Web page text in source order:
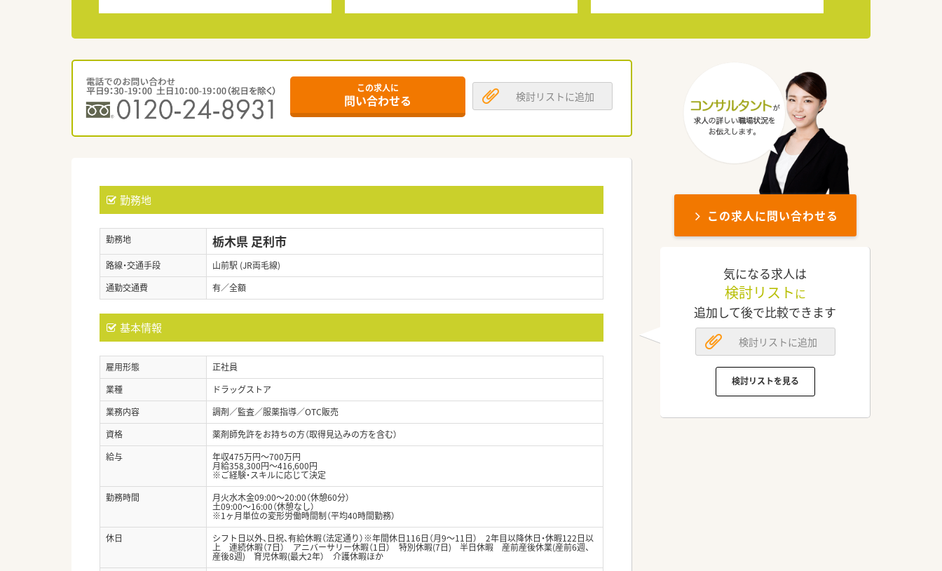
この求人に
問い合わせる 検討リストに追加
勤務地
勤務地 栃木県 足利市
路線・交通手段
山前駅 (JR両毛線)
通勤交通費
有／全額
基本情報
雇用形態
正社員
業種
ドラッグストア
業務内容
調剤／監査／服薬指導／OTC販売
資格
薬剤師免許をお持ちの方（取得見込みの方を含む）
給与
年収475万円～700万円
月給358,300円～416,600円
※ご経験・スキルに応じて決定
勤務時間
月火水木金09:00～20:00（休憩60分）
土09:00～16:00（休憩なし）
※1ヶ月単位の変形労働時間制（平均40時間勤務）
休日
シフト日以外、日祝、有給休暇（法定通り）※年間休日116日（月9～11日） 2年目以降休日・休暇122日以
上 連続休暇（7日） アニバーサリー休暇（1日） 特別休暇(7日) 半日休暇 産前産後休業(産前6週、
産後8週) 育児休暇(最大2年） 介護休暇ほか
この求人に問い合わせる
気になる求人は
検討リスト に
追加して後で比較できます
検討リストに追加
検討リストを見る